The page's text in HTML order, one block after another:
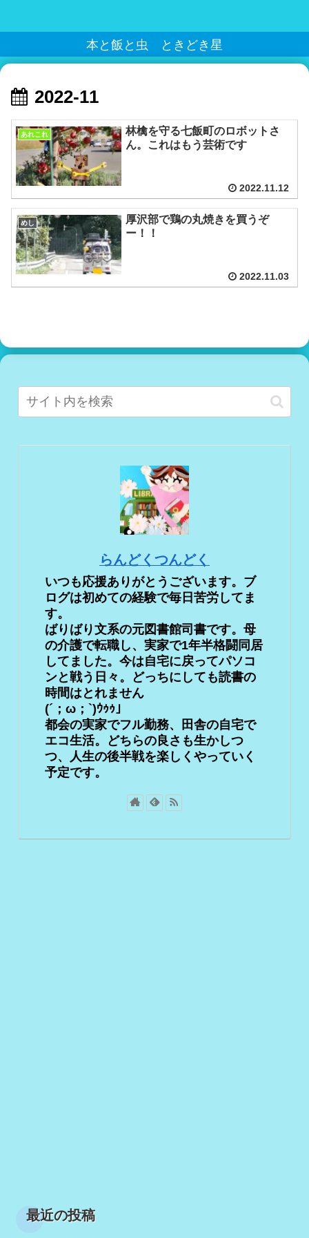
本と飯と虫 ときどき星
2022-11
あれこれ
林檎を守る七飯町のロボットさ
ん。これはもう芸術です
2022.11.12
めし
厚沢部で鶏の丸焼きを買うぞ
ー！！
2022.11.03
らんどくつんどく
いつも応援ありがとうございます。ブ
ログは初めての経験で毎日苦労してま
す。
ばりばり文系の元図書館司書です。母
の介護で転職し、実家で1年半格闘同居
してました。今は自宅に戻ってパソコ
ンと戦う日々。どっちにしても読書の
時間はとれません
(´；ω；`)ｳｩｩ」
都会の実家でフル勤務、田舎の自宅で
エコ生活。どちらの良さも生かしつ
つ、人生の後半戦を楽しくやっていく
予定です。
最近の投稿